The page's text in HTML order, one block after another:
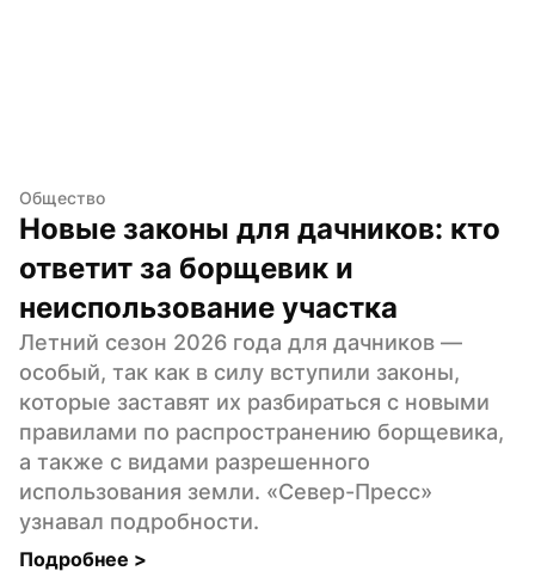
Общество
Новые законы для дачников: кто
ответит за борщевик и
неиспользование участка
Летний сезон 2026 года для дачников —
особый, так как в силу вступили законы,
которые заставят их разбираться с новыми
правилами по распространению борщевика,
а также с видами разрешенного
использования земли. «Север-Пресс»
узнавал подробности.
Подробнее >